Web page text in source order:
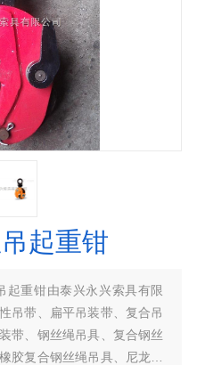
起重钳
起重钳由泰兴永兴索具有限
吊带、扁平吊装带、复合吊
带、钢丝绳吊具、复合钢丝
胶复合钢丝绳吊具、尼龙复